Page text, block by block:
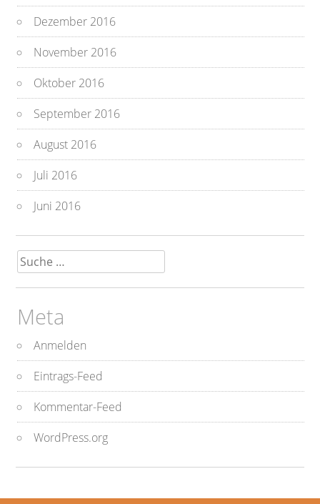
Dezember 2016
November 2016
Oktober 2016
September 2016
August 2016
Juli 2016
Juni 2016
Suche
nach:
Meta
Anmelden
Eintrags-Feed
Kommentar-Feed
WordPress.org